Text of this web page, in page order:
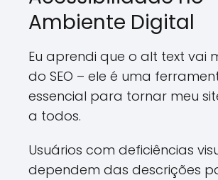
Ambiente Digital
Eu aprendi que o alt text vai
do SEO – ele é uma
essencial para tornar meu
a todos.
Usuários com deficiências
dependem das descrições